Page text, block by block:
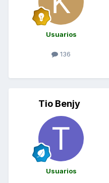
Usuarios
136
Tio Benjy
Usuarios